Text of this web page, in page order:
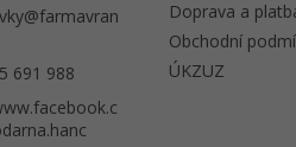
@farmavran
691 988
Doprava a
Obchodní
ÚKZUZ